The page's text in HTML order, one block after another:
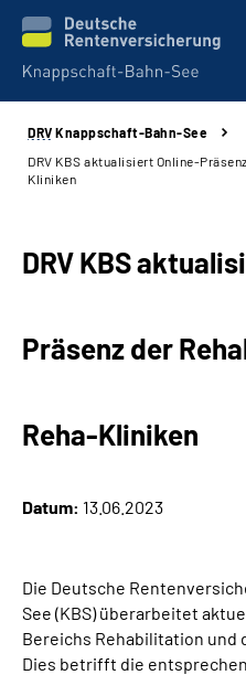
Aktuelles & Presse
Reha-Kliniken
Über uns & Karriere
Online-Services
Gebärdensprache
Leichte Sprache
DRV Knappschaft-Bahn-See
DRV KBS aktualisiert Online-
Kliniken
DRV KBS
Präsenz der
Reha-Kliniken
Datum: 13.06.2023
Die Deutsche
See (KBS) überarbeitet
Bereichs Rehabilitation und
Dies betrifft die